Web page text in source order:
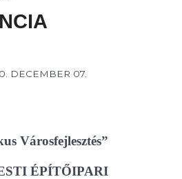
DECEMBER 07.
Városfejlesztés”
ÉPÍTŐIPARI